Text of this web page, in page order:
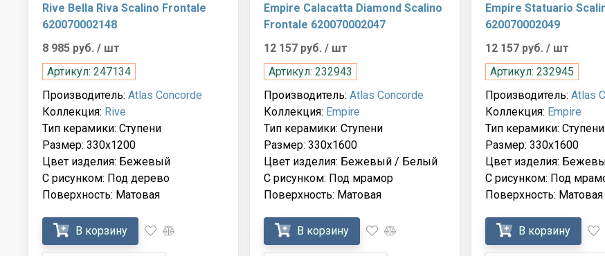
Rive Bella Riva Scalino Frontale
620070002148
8 985 руб. / шт
Артикул: 247134
Производитель: Atlas Concorde
Коллекция: Rive
Тип керамики: Ступени
Размер: 330x1200
Цвет изделия: Бежевый
С рисунком: Под дерево
Поверхность: Матовая
В корзину
Empire Calacatta Diamond Scalino
Frontale 620070002047
12 157 руб. / шт
Артикул: 232943
Производитель: Atlas Concorde
Коллекция: Empire
Тип керамики: Ступени
Размер: 330x1600
Цвет изделия: Бежевый / Белый
С рисунком: Под мрамор
Поверхность: Матовая
В корзину
Empire Statuario
620070002049
12 157 руб. / шт
Артикул: 232945
Производитель: Atlas
Коллекция: Empire
Тип керамики: Ступени
Размер: 330x1600
Цвет изделия:
С рисунком: Под
Поверхность: Матовая
В корзину